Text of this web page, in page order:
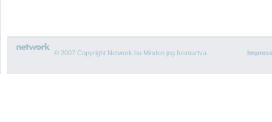
© 2007 Copyright Network.hu Minden jog fenntartva.